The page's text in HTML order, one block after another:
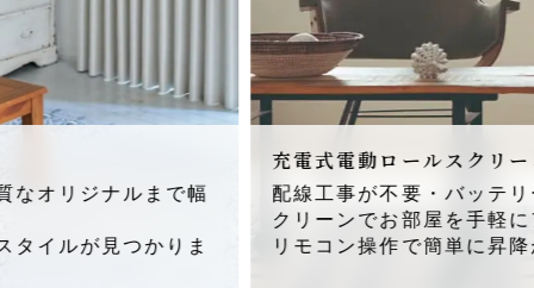
充電式電動ロールスクリーンEle Move
配線工事が不要・バッテリー式電動ロールス
クリーンでお部屋を手軽にアップグレード。
リモコン操作で簡単に昇降ができます。